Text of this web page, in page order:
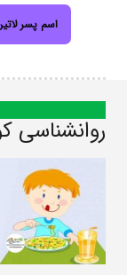
اسم پسر
روانشناسی